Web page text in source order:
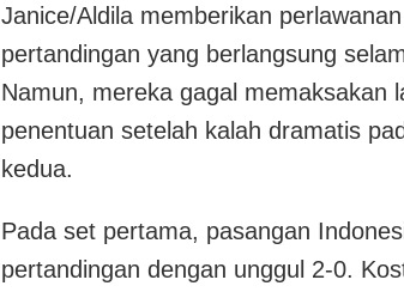
Janice/Aldila memberikan
pertandingan yang berlangsung
Namun, mereka gagal memaksakan
penentuan setelah kalah dramatis
kedua.
Pada set pertama, pasangan
pertandingan dengan unggul 2-0.